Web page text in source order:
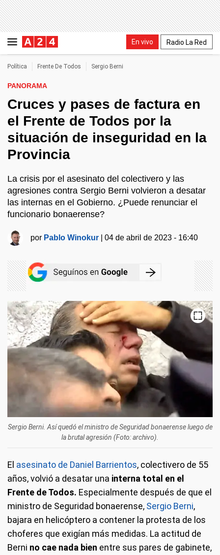
En vivo Radio La Red
Política Frente De Todos Sergio Berni
PANORAMA
Cruces y pases de factura en
el Frente de Todos por la
situación de inseguridad en la
Provincia
La crisis por el asesinato del colectivero y las
agresiones contra Sergio Berni volvieron a desatar
las internas en el Gobierno. ¿Puede renunciar el
funcionario bonaerense?
por Pablo Winokur |04 de abril de 2023 - 16:40
Sergio Berni. Así quedó el ministro de Seguridad bonaerense luego de
la brutal agresión (Foto: archivo).
El asesinato de Daniel Barrientos, colectivero de 55
años, volvió a desatar una interna total en el
Frente de Todos. Especialmente después de que el
ministro de Seguridad bonaerense, Sergio Berni,
bajara en helicóptero a contener la protesta de los
choferes que exigían más medidas. La actitud de
Berni no cae nada bien entre sus pares de gabinete,